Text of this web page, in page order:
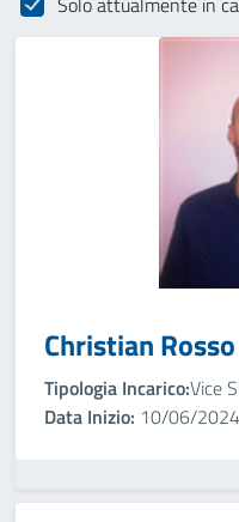
Christian
Tipologia Incarico:Vice
Data Inizio: 10/06/2024